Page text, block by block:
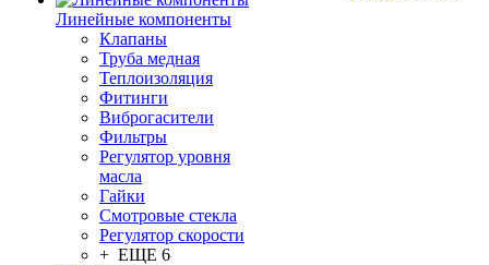
Линейные компоненты
Клапаны
Труба медная
Теплоизоляция
Фитинги
Виброгасители
Фильтры
Регулятор уровня
масла
Гайки
Смотровые стекла
Регулятор скорости
+ ЕЩЕ 6